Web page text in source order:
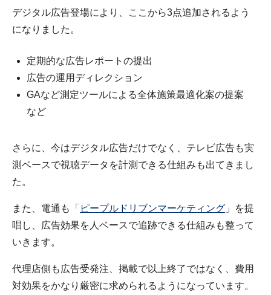
デジタル広告登場により、ここから3点追加されるよう
になりました。
定期的な広告レポートの提出
広告の運用ディレクション
GAなど測定ツールによる全体施策最適化案の提案
など
さらに、今はデジタル広告だけでなく、テレビ広告も実
測ベースで視聴データを計測できる仕組みも出てきまし
た。
また、電通も「 ピープルドリブンマーケティング 」を提
唱し、広告効果を人ベースで追跡できる仕組みも整って
いきます。
代理店側も広告受発注、掲載で以上終了ではなく、費用
対効果をかなり厳密に求められるようになっています。